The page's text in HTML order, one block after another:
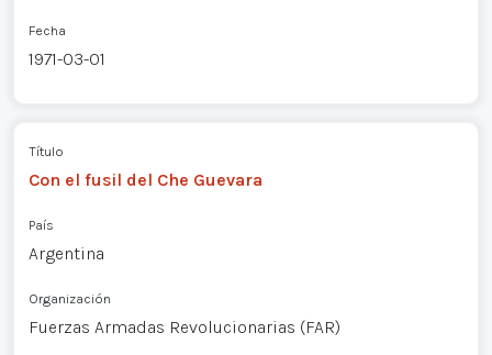
Fecha
1971-03-01
Título
Con el fusil del Che Guevara
País
Argentina
Organización
Fuerzas Armadas Revolucionarias (FAR)